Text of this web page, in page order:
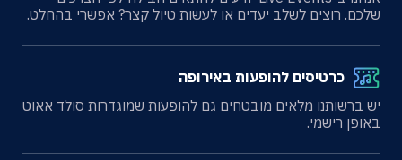
שלכם. רוצים לשלב יעדים או לעשות טיול קצר? אפשרי בהחלט.
כרטיסים להופעות באירופה
יש ברשותנו מלאים מובטחים גם להופעות שמוגדרות סולד אאוט
באופן רישמי.